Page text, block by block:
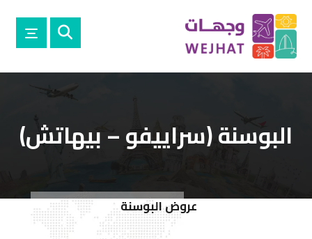
البوسنة (سراييفو – بيهاتش)
عروض البوسنة